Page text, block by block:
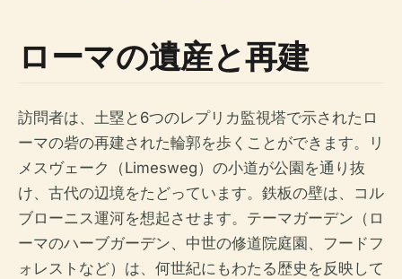
ローマの遺産と再建
訪問者は、土塁と6つのレプリカ監視塔で示されたロ
ーマの砦の再建された輪郭を歩くことができます。リ
メスヴェーク（Limesweg）の小道が公園を通り抜
け、古代の辺境をたどっています。鉄板の壁は、コル
ブローニス運河を想起させます。テーマガーデン（ロ
ーマのハーブガーデン、中世の修道院庭園、フードフ
ォレストなど）は、何世紀にもわたる歴史を反映して